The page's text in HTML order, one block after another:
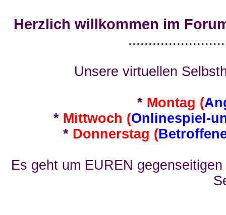
Herzlich willkommen im
Unsere virtuellen
* Montag (
* Mittwoch (Onlinespiel-
* Donnerstag (
Es geht um EUREN